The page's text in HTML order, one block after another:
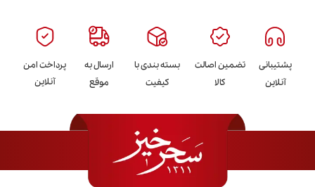
پشتیبانی
آنلاین
تضمین اصالت
کالا
بسته بندی با
کیفیت
ارسال به
موقع
پرداخت امن
آنلاین